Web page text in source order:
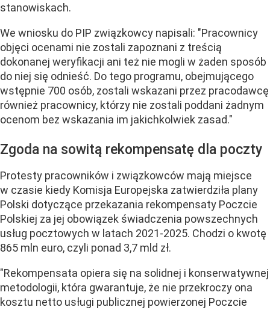
stanowiskach.
We wniosku do PIP związkowcy napisali: "Pracownicy
objęci ocenami nie zostali zapoznani z treścią
dokonanej weryfikacji ani też nie mogli w żaden sposób
do niej się odnieść. Do tego programu, obejmującego
wstępnie 700 osób, zostali wskazani przez pracodawcę
również pracownicy, którzy nie zostali poddani żadnym
ocenom bez wskazania im jakichkolwiek zasad."
Zgoda na sowitą rekompensatę dla poczty
Protesty pracowników i związkowców mają miejsce
w czasie kiedy Komisja Europejska zatwierdziła plany
Polski dotyczące przekazania rekompensaty Poczcie
Polskiej za jej obowiązek świadczenia powszechnych
usług pocztowych w latach 2021-2025. Chodzi o kwotę
865 mln euro, czyli ponad 3,7 mld zł.
"Rekompensata opiera się na solidnej i konserwatywnej
metodologii, która gwarantuje, że nie przekroczy ona
kosztu netto usługi publicznej powierzonej Poczcie